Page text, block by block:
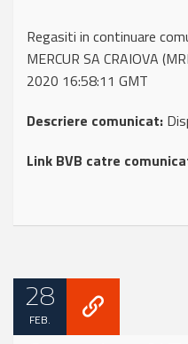
Regasiti in continuare
MERCUR SA CRAIOVA
2020 16:58:11 GMT
Descriere comunicat:
Link BVB catre
28
FEB.